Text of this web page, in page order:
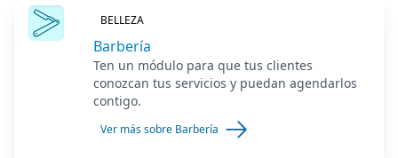
BELLEZA
Barbería
Ten un módulo para que tus clientes
conozcan tus servicios y puedan agendarlos
contigo.
Ver más sobre Barbería